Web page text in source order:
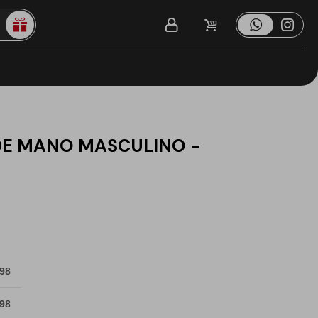
MANO MASCULINO -